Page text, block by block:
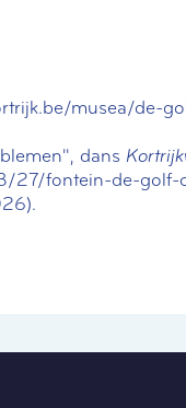
musea/de-
dans
27/fontein-de-golf-